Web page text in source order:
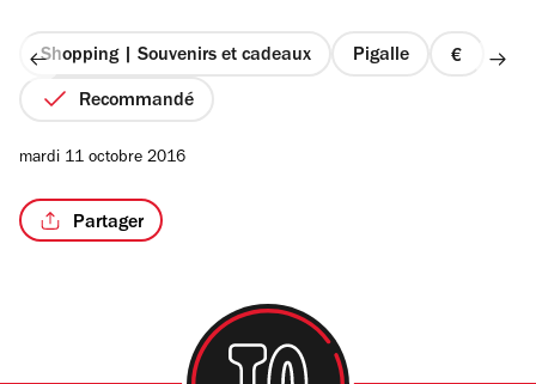
Shopping | Souvenirs et cadeaux Pigalle
prix
Recommandé
mardi 11 octobre 2016
Partager